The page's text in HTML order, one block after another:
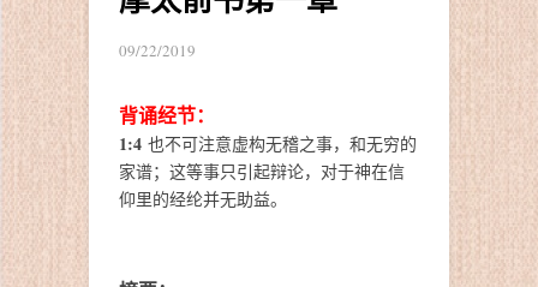
09/22/2019
背诵经节：
1:4 也不可注意虚构无稽之事，和无穷的
家谱；这等事只引起辩论，对于神在信
仰里的经纶并无助益。